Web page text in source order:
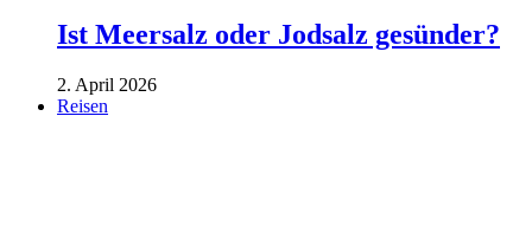
Ist Meersalz oder Jodsalz gesünder?
2. April 2026
Reisen